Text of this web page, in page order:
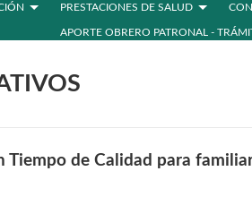
PRESTACIONES DE SALUD
APORTE OBRERO PATRONAL -
Tiempo de Calidad para